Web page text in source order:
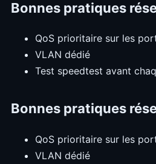
Bonnes pratiques
QoS prioritaire sur les
VLAN dédié
Test speedtest avant
Bonnes pratiques
QoS prioritaire sur les
VLAN dédié